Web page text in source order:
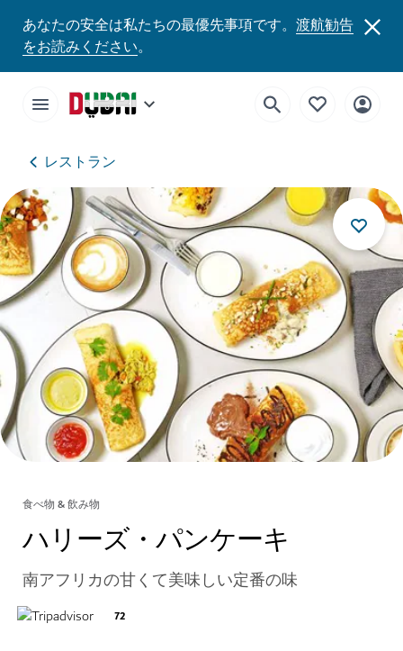
あなたの安全は私たちの最優先事項です。 渡航勧告
をお読みください。
レストラン
食べ物 & 飲み物
ハリーズ・パンケーキ
南アフリカの甘くて美味しい定番の味
72